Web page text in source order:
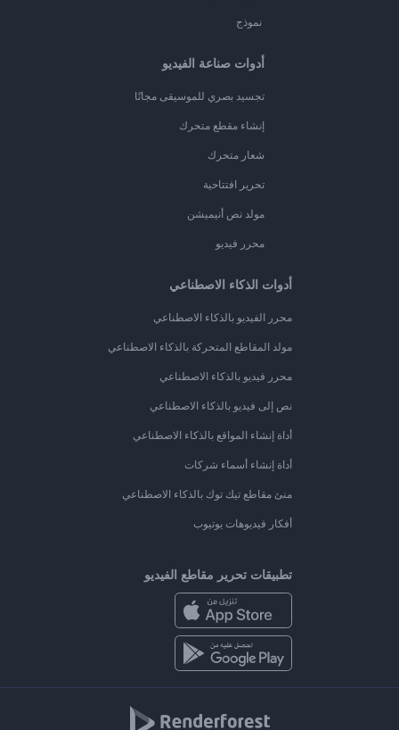
نموذج
أدوات صناعة الفيديو
تجسيد بصري للموسيقى مجانًا
إنشاء مقطع متحرك
شعار متحرك
تحرير افتتاحية
مولد نص أنيميشن
محرر فيديو
أدوات الذكاء الاصطناعي
محرر الفيديو بالذكاء الاصطناعي
مولد المقاطع المتحركة بالذكاء الاصطناعي
محرر فيديو بالذكاء الاصطناعي
نص إلى فيديو بالذكاء الاصطناعي
أداة إنشاء المواقع بالذكاء الاصطناعي
أداة إنشاء أسماء شركات
منئ مقاطع تيك توك بالذكاء الاصطناعي
أفكار فيديوهات يوتيوب
تطبيقات تحرير مقاطع الفيديو